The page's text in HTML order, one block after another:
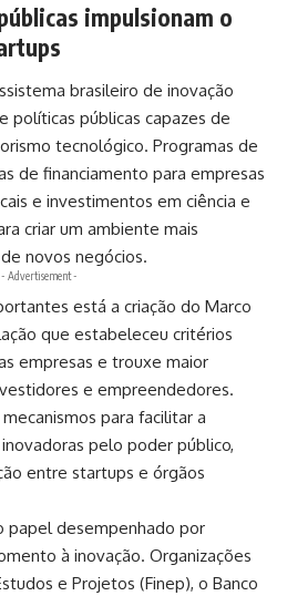
impulsionam o
brasileiro de inovação
políticas públicas capazes de
tecnológico. Programas de
de financiamento para empresas
e investimentos em ciência e
criar um ambiente mais
novos negócios.
- Advertisement -
está a criação do Marco
que estabeleceu critérios
empresas e trouxe maior
e empreendedores.
para facilitar a
pelo poder público,
entre startups e órgãos
desempenhado por
à inovação. Organizações
e Projetos (Finep), o Banco